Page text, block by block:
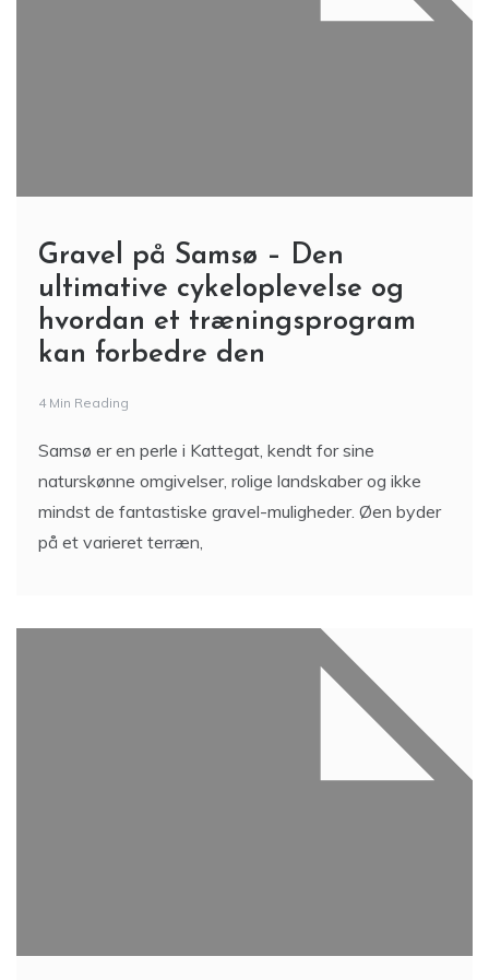
Gravel på Samsø – Den
ultimative cykeloplevelse og
hvordan et træningsprogram
kan forbedre den
4 Min Reading
Samsø er en perle i Kattegat, kendt for sine
naturskønne omgivelser, rolige landskaber og ikke
mindst de fantastiske gravel-muligheder. Øen byder
på et varieret terræn,